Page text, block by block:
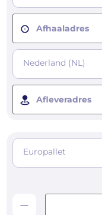
Afhaaladres
Nederland (NL)
Afleveradres
Europallet